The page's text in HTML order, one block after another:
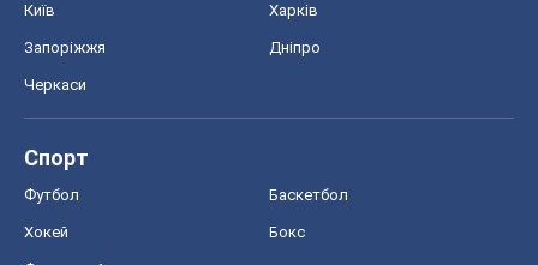
Київ Харків
Запоріжжя Дніпро
Черкаси
Спорт
Футбол Баскетбол
Хокей Бокс